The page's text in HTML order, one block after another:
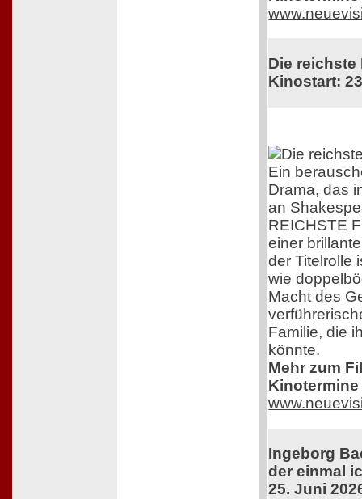
Die reichste
Kinostart:
Ein
Drama, das
an
REICHSTE
einer
der Titelrolle
wie
Macht des
Familie, die
könnte.
Mehr zum
Ingeborg
der einmal
25. Juni